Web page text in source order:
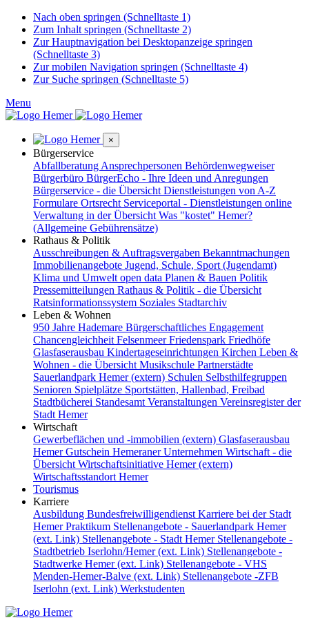
Nach oben springen (Schnelltaste 1)
Zum Inhalt springen (Schnelltaste 2)
Zur Hauptnavigation bei Desktopanzeige springen
(Schnelltaste 3)
Zur mobilen Navigation springen (Schnelltaste 4)
Zur Suche springen (Schnelltaste 5)
Menu
×
Bürgerservice
Abfallberatung Ansprechpersonen Behördenwegweiser
Bürgerbüro BürgerEcho - Ihre Ideen und Anregungen
Bürgerservice - die Übersicht Dienstleistungen von A-Z
Formulare Ortsrecht Serviceportal - Dienstleistungen online
Verwaltung in der Übersicht Was "kostet" Hemer?
(Allgemeine Gebührensätze)
Rathaus & Politik
Ausschreibungen & Auftragsvergaben Bekanntmachungen
Immobilienangebote Jugend, Schule, Sport (Jugendamt)
Klima und Umwelt open data Planen & Bauen Politik
Pressemitteilungen Rathaus & Politik - die Übersicht
Ratsinformationssystem Soziales Stadtarchiv
Leben & Wohnen
950 Jahre Hademare Bürgerschaftliches Engagement
Chancengleichheit FelsenmeerFriedenspark Friedhöfe
Glasfaserausbau Kindertageseinrichtungen Kirchen Leben &
Wohnen - die Übersicht Musikschule Partnerstädte
Sauerlandpark Hemer (extern) Schulen Selbsthilfegruppen
Senioren Spielplätze Sportstätten, Hallenbad, Freibad
Stadtbücherei Standesamt Veranstaltungen Vereinsregister der
Stadt Hemer
Wirtschaft
Gewerbeflächen und -immobilien (extern) Glasfaserausbau
Hemer Gutschein Hemeraner Unternehmen Wirtschaft - die
Übersicht Wirtschaftsinitiative Hemer (extern)
Wirtschaftsstandort Hemer
Tourismus
Karriere
Ausbildung Bundesfreiwilligendienst Karriere bei der Stadt
HemerPraktikum Stellenangebote - Sauerlandpark Hemer
(ext. Link) Stellenangebote - Stadt Hemer Stellenangebote -
Stadtbetrieb Iserlohn/Hemer (ext. Link) Stellenangebote -
Stadtwerke Hemer (ext. Link) Stellenangebote - VHS
Menden-Hemer-Balve (ext. Link) Stellenangebote -ZFB
Iserlohn (ext. Link) Werkstudenten